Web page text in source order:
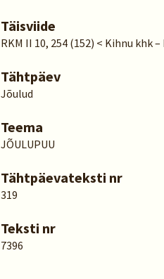
Täisviide
RKM II 10, 254 (152) < Kihnu khk
Tähtpäev
Jõulud
Teema
JÕULUPUU
Tähtpäevateksti nr
319
Teksti nr
7396